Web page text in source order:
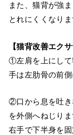
また、猫背が強
とれにくくなりま
【猫背改善エクサ
①左肩を上にして
手は左肋骨の前側
②口から息を吐き
を外側へねじり
右手で下半身を固